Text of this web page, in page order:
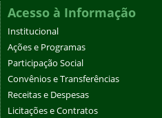
Acesso à Informação
Institucional
Ações e Programas
Participação Social
Convênios e Transferências
Receitas e Despesas
Licitações e Contratos